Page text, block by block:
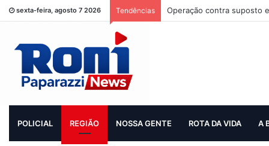
sexta-feira, agosto 7 2026 Tendências Operação contra suposto
POLICIAL REGIÃO NOSSA GENTE ROTA DA VIDA A